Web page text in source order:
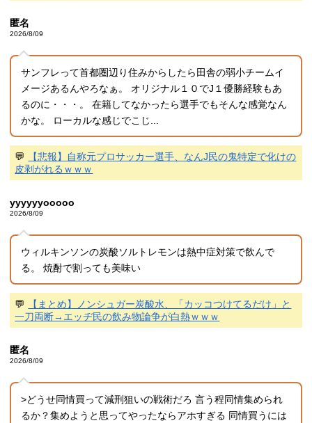
匿名
2026/8/09
サンフレって首都圏辺り住みからしたら田舎の弱小チームイ
メージあるんやろなぁ。 オリジナル１０でJ１優勝経験もあ
るのに・・・。 在籍してなかったら選手でもそんな感覚なん
かな。 ローカルな感じでこじ...
💬
【悲報】自称元プロサッカー選手、なんJ民の鬼特定で化けの
皮剥がれるｗｗｗ
yyyyyyooooo
2026/8/09
ウィルキンソンの炭酸ソルトレモンは熱中症対策で飲んで
る。 焼酎で割っても美味い
💬
【まとめ】ノンシュガー炭酸水、「カッコつけてるだけ」と
一刀両断→エッヂ民の飲み物論争が白熱ｗｗｗ
匿名
2026/8/09
>どうせ同情買って減刑狙いの戦術だろ 言う程同情集められ
るか？集めようと思ってやったならアホすぎる 同情買うには